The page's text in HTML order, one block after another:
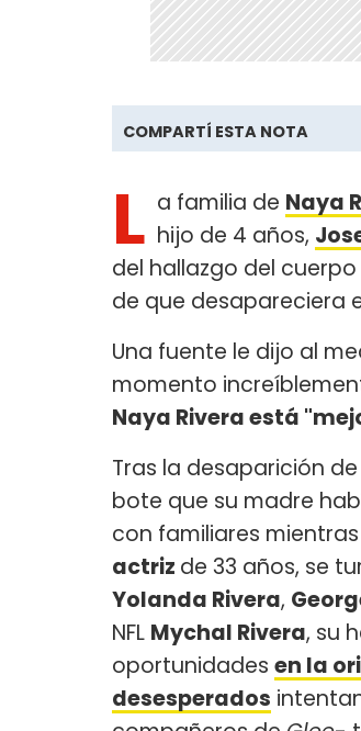
COMPARTÍ ESTA NOTA
L a familia de Naya
hijo de 4 años,
del hallazgo del
de que desapareciera
Una fuente le dijo al
momento
Naya Rivera está
Tras la desaparición de
bote que su madre
con familiares
actriz de 33 años, se
Yolanda Rivera,
NFL Mychal Rivera, su
oportunidades en la
desesperados